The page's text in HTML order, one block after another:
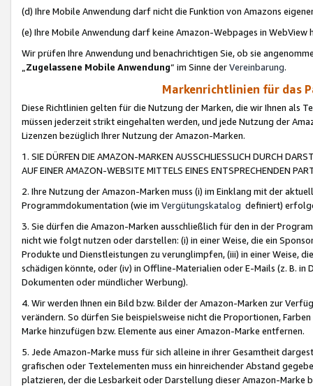
(d) Ihre Mobile Anwendung darf nicht die Funktion von Amazons
(e) Ihre Mobile Anwendung darf keine Amazon-Webpages in WebView
Wir prüfen Ihre Anwendung und benachrichtigen Sie, ob sie
„Zugelassene Mobile Anwendung“ im Sinne derVereinbarung.
Markenrichtlinien für das
Diese Richtlinien gelten für die Nutzung der Marken, die wir Ihnen als
müssen jederzeit strikt eingehalten werden, und jede Nutzung der
Lizenzen bezüglich Ihrer Nutzung der Amazon-Marken.
1. SIE DÜRFEN DIE AMAZON-MARKEN AUSSCHLIESSLICH DURCH
AUF EINER AMAZON-WEBSITE MITTELS EINES ENTSPRECHENDEN
2. Ihre Nutzung der Amazon-Marken muss (i) im Einklang mit der
Programmdokumentation (wie im Vergütungskatalog definiert)
3. Sie dürfen die Amazon-Marken ausschließlich für den in der
nicht wie folgt nutzen oder darstellen: (i) in einer Weise, die ein
Produkte und Dienstleistungen zu verunglimpfen, (iii) in einer Weise,
schädigen könnte, oder (iv) in Offline-Materialien oder E-Mails (z. B. in
Dokumenten oder mündlicher Werbung).
4. Wir werden Ihnen ein Bild bzw. Bilder der Amazon-Marken zur
verändern. So dürfen Sie beispielsweise nicht die Proportionen,
Marke hinzufügen bzw. Elemente aus einer Amazon-Marke entfernen.
5. Jede Amazon-Marke muss für sich alleine in ihrer Gesamtheit
grafischen oder Textelementen muss ein hinreichender Abstand
platzieren, der die Lesbarkeit oder Darstellung dieser Amazon-Marke